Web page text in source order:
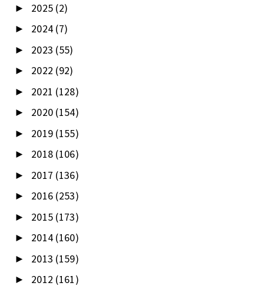
► 2025 (2)
► 2024 (7)
► 2023 (55)
► 2022 (92)
► 2021 (128)
► 2020 (154)
► 2019 (155)
► 2018 (106)
► 2017 (136)
► 2016 (253)
► 2015 (173)
► 2014 (160)
► 2013 (159)
► 2012 (161)